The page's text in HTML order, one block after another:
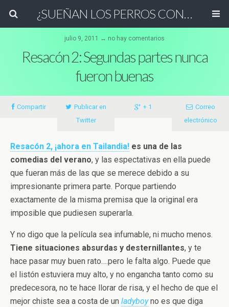
¿SUEÑAN LOS PERROS CON OVEJAS ELÉCTRICAS?
julio 9, 2011 ↔ no hay comentarios
Resacón 2: Segundas partes nunca
fueron buenas
Compartir
Publicar en
Twitter
+ 1
Correo
electrónico
Resacón 2, ¡ahora en Tailandia! es una de las
comedias del verano, y las espectativas en ella puede
que fueran más de las que se merece debido a su
impresionante primera parte. Porque partiendo
exactamente de la misma premisa que la original era
imposible que pudiesen superarla.
Y no digo que la película sea infumable, ni mucho menos.
Tiene situaciones absurdas y desternillantes, y te
hace pasar muy buen rato….pero le falta algo. Puede que
el listón estuviera muy alto, y no engancha tanto como su
predecesora, no te hace llorar de risa, y el hecho de que el
mejor chiste sea a costa de un ladyboyno es que diga